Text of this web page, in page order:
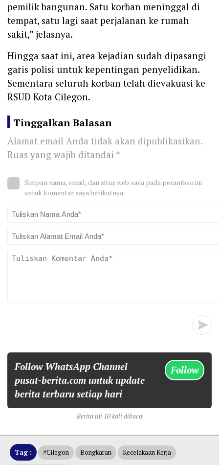
pemilik bangunan. Satu korban meninggal di
tempat, satu lagi saat perjalanan ke rumah
sakit,” jelasnya.
Hingga saat ini, area kejadian sudah dipasangi
garis polisi untuk kepentingan penyelidikan.
Sementara seluruh korban telah dievakuasi ke
RSUD Kota Cilegon.
Tinggalkan Balasan
Alamat email Anda tidak akan dipublikasikan.
Ruas yang wajib ditandai *
Simpan nama, email, dan situs web saya pada peramban ini
untuk komentar saya berikutnya.
Follow WhatsApp Channel
pusat-berita.com untuk update
berita terbaru setiap hari
Follow
Berita ini 10 kali dibaca
Tag : #cilegon Bongkaran Kecelakaan Kerja